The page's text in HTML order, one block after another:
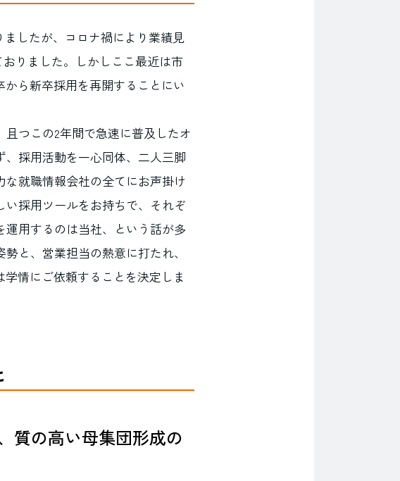
したが、コロナ禍により業績見
りました。しかしここ最近は市
ら新卒採用を再開することにい
つこの2年間で急速に普及したオ
採用活動を一心同体、二人三脚
就職情報会社の全てにお声掛け
採用ツールをお持ちで、それぞ
用するのは当社、という話が多
と、営業担当の熱意に打たれ、
情にご依頼することを決定しま
質の高い母集団形成の